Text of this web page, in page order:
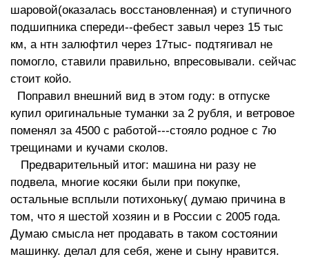
шаровой(оказалась восстановленная) и ступичного
подшипника спереди--фебест завыл через 15 тыс
км, а нтн залюфтил через 17тыс- подтягивал не
помогло, ставили правильно, впресовывали. сейчас
стоит койо.
Поправил внешний вид в этом году: в отпуске
купил оригинальные туманки за 2 рубля, и ветровое
поменял за 4500 с работой---стояло родное с 7ю
трещинами и кучами сколов.
Предварительный итог: машина ни разу не
подвела, многие косяки были при покупке,
остальные всплыли потихоньку( думаю причина в
том, что я шестой хозяин и в России с 2005 года.
Думаю смысла нет продавать в таком состоянии
машинку. делал для себя, жене и сыну нравится.